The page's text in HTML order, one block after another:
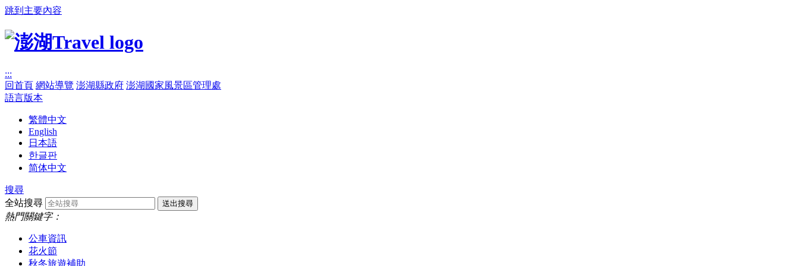
跳到主要內容
:::
回首頁 網站導覽 澎湖縣政府 澎湖國家風景區管理處
語言版本
繁體中文
English
日本語
한글판
简体中文
搜尋
全站搜尋
熱門關鍵字：
公車資訊
花火節
秋冬旅遊補助